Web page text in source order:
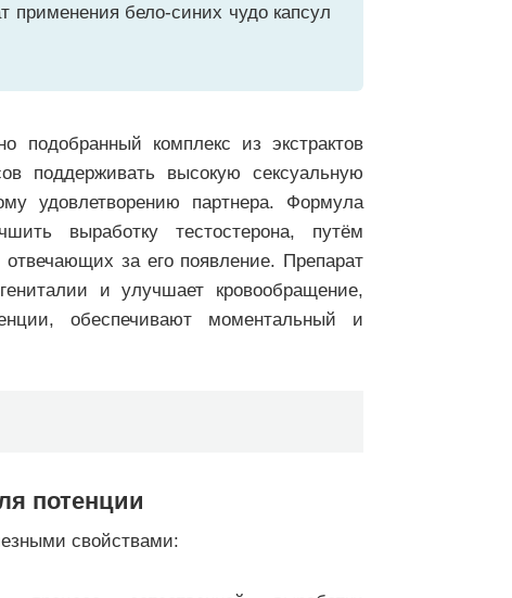
применения бело-синих чудо капсул
подобранный комплекс из экстрактов
поддерживать высокую сексуальную
удовлетворению партнера. Формула
выработку тестостерона, путём
за его появление. Препарат
и улучшает кровообращение,
обеспечивают моментальный и
потенции
свойствами: